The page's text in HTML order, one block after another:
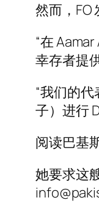
然而，FO
“在
幸存者提
“我们的
子）进行
阅读巴基
她要求这